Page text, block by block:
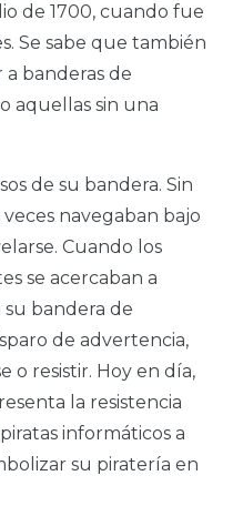
de 1700, cuando fue
Se sabe que también
banderas de
aquellas sin una
de su bandera. Sin
navegaban bajo
Cuando los
se acercaban a
su bandera de
de advertencia,
o resistir. Hoy en día,
la resistencia
informáticos a
su piratería en